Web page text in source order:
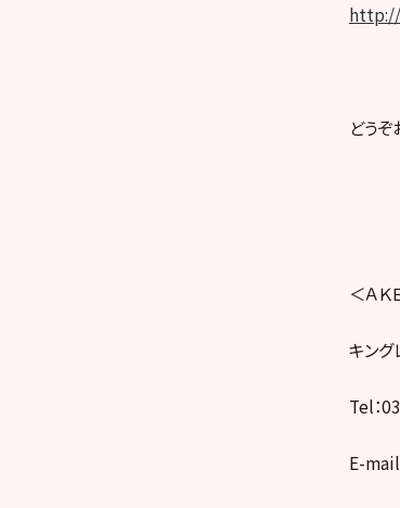
どう
＜Ａ
キング
Tel：
E-